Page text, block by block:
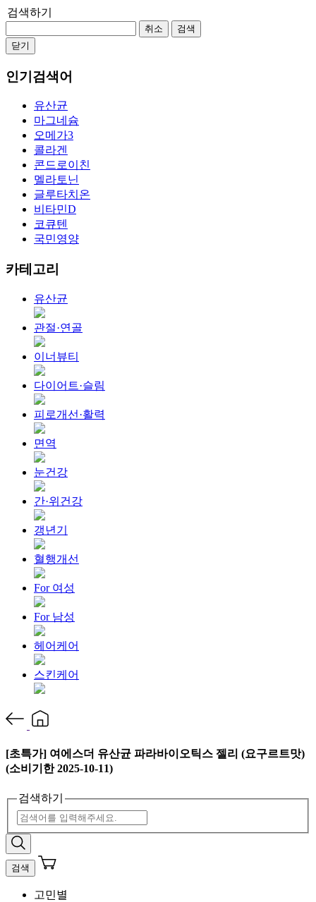
검색하기
취소
검색
닫기
인기검색어
유산균
마그네슘
오메가3
콜라겐
콘드로이친
멜라토닌
글루타치온
비타민D
코큐텐
국민영양
카테고리
유산균
관절·연골
이너뷰티
다이어트·슬림
피로개선·활력
면역
눈건강
간·위건강
갱년기
혈행개선
For 여성
For 남성
헤어케어
스킨케어
[초특가] 여에스더 유산균 파라바이오틱스 젤리 (요구르트맛)
(소비기한 2025-10-11)
검색하기
검색
고민별